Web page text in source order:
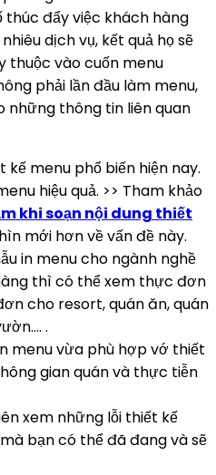
thúc đẩy việc khách hàng
dịch vụ, kết quả họ sẽ
thuộc vào cuốn menu
phải lần đầu làm menu,
những thông tin liên quan
kế menu phổ biến hiện nay.
hiệu quả. >> Tham khảo
khi soạn nội dung thiết
mới hơn về vấn đề này.
in menu cho ngành nghề
thì có thể xem thực đơn
cho resort, quán ăn, quán
.
menu vừa phù hợp vớ thiết
gian quán và thực tiễn
xem những lỗi thiết kế
bạn có thể đã đang và sẽ